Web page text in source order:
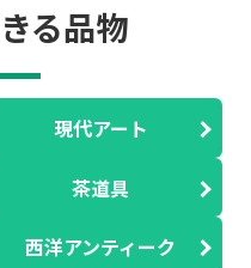
る品物
現代アート
茶道具
西洋アンティーク